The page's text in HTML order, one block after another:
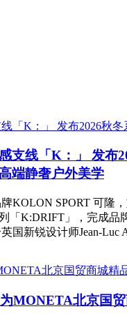
支线「K：」 发布
端静奢户外美学
KOLON SPORT 可隆
「K:DRIFT」，完成品
国新锐设计师Jean-Luc
MONETA北京国